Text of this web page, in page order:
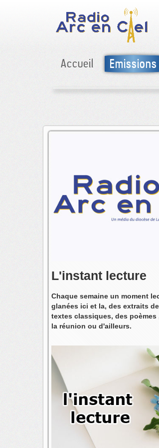
Accueil Emissions
L'instant lecture
Chaque semaine un moment
glanées ici et la, des extraits
textes classiques, des poèmes
la réunion ou d'ailleurs.